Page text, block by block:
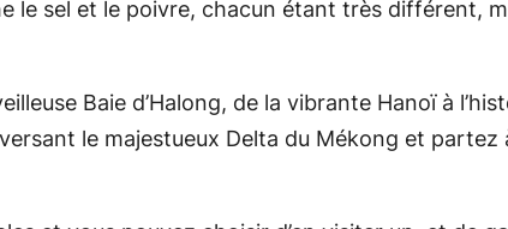
le sel et le poivre, chacun étant très différent,
Baie d’Halong, de la vibrante Hanoï à
le majestueux Delta du Mékong et